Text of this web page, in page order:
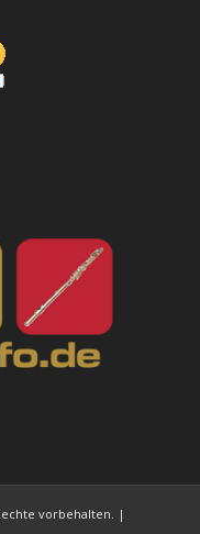
vorbehalten. |